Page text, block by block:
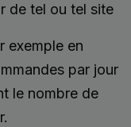
de tel ou tel site
exemple en
par jour
le nombre de